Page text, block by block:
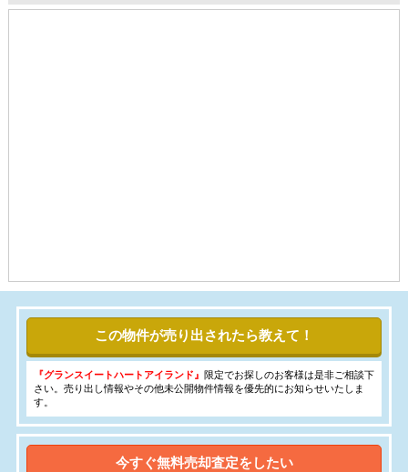
この物件が売り出されたら教えて！
『グランスイートハートアイランド』
限定でお探しのお客様は是非ご相談下
さい。売り出し情報やその他未公開物件情報を優先的にお知らせいたしま
す。
今すぐ無料売却査定をしたい